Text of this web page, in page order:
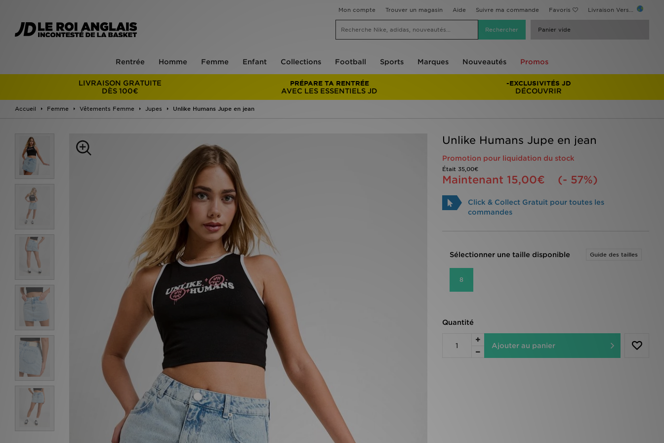
Mon compte Trouver un magasin Aide Suivre ma commande Favoris Livraison Vers...
Panier vide
Rentrée Homme Femme Enfant Collections Football Sports Marques Nouveautés Promos
LIVRAISON GRATUITE
DÈS 100€
PRÉPARE TA RENTRÉE
AVEC LES ESSENTIELS JD
-EXCLUSIVITÉS JD
DÉCOUVRIR
Accueil Femme Vêtements Femme Jupes Unlike Humans Jupe en jean
Unlike Humans Jupe en jean
Promotion pour liquidation du stock
Était 35,00€
Maintenant 15,00€ (- 57%)
Click & Collect Gratuit pour toutes les
commandes
Sélectionner une taille disponible Guide des tailles
8
Quantité
Ajouter au panier